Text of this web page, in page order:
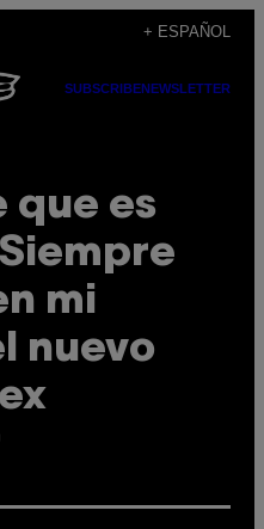
+ ESPAÑOL
SUBSCRIBENEWSLETTER
que es
mi
nuevo